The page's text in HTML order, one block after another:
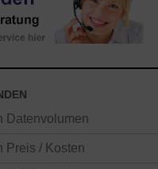
Datenvolumen
Preis / Kosten